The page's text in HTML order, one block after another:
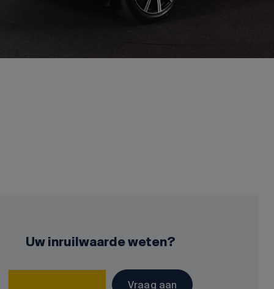
Uw inruilwaarde weten?
Vraag aan